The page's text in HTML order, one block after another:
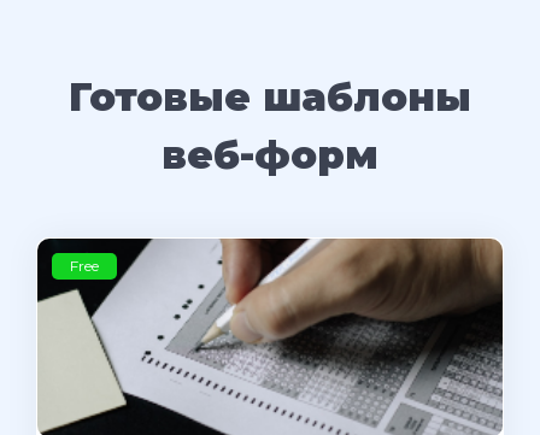
Готовые шаблоны
веб-форм
Free